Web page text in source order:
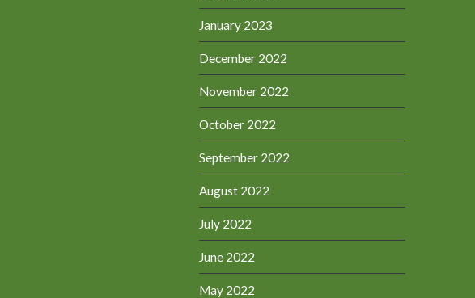
January 2023
December 2022
November 2022
October 2022
September 2022
August 2022
July 2022
June 2022
May 2022